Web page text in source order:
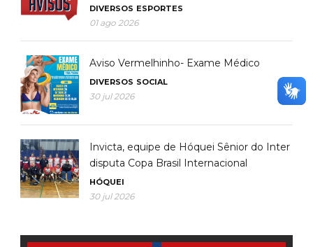
DIVERSOS ESPORTES
01 ago 2026
Aviso Vermelhinho- Exame Médico
DIVERSOS SOCIAL
30 jul 2026
Invicta, equipe de Hóquei Sênior do Inter
disputa Copa Brasil Internacional
HÓQUEI
30 jul 2026